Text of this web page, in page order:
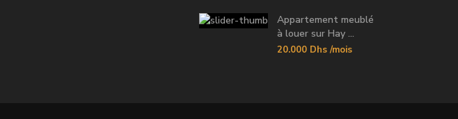
Appartement meublé
à louer sur Hay ...
20.000 Dhs /mois